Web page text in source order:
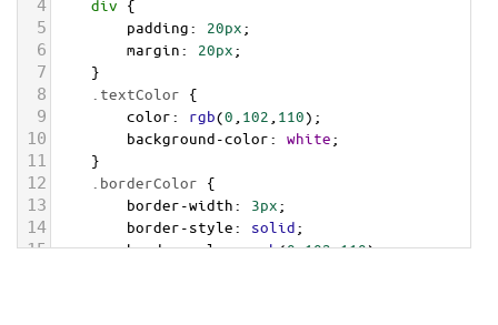
4 div {
5 padding: 20px;
6 margin: 20px;
7 }
8 .textColor {
9 color: rgb(0 102 110);
10 background-color: white;
11 }
12 .borderColor {
13 border-width: 3px;
14 border-style: solid;
15 border-color: rgb(0,102,110);